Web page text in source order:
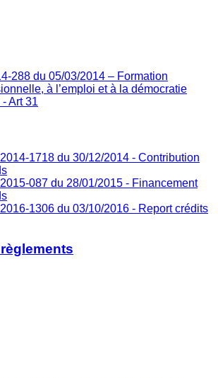
288 du 05/03/2014 – Formation
à l’emploi et à la démocratie
Art 31
1718 du 30/12/2014 - Contribution
087 du 28/01/2015 - Financement
1306 du 03/10/2016 - Report crédits